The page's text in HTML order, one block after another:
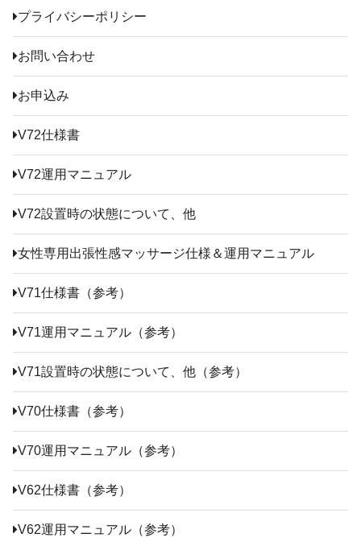
プライバシーポリシー
お問い合わせ
お申込み
V72仕様書
V72運用マニュアル
V72設置時の状態について、他
女性専用出張性感マッサージ仕様＆運用マニュアル
V71仕様書（参考）
V71運用マニュアル（参考）
V71設置時の状態について、他（参考）
V70仕様書（参考）
V70運用マニュアル（参考）
V62仕様書（参考）
V62運用マニュアル（参考）